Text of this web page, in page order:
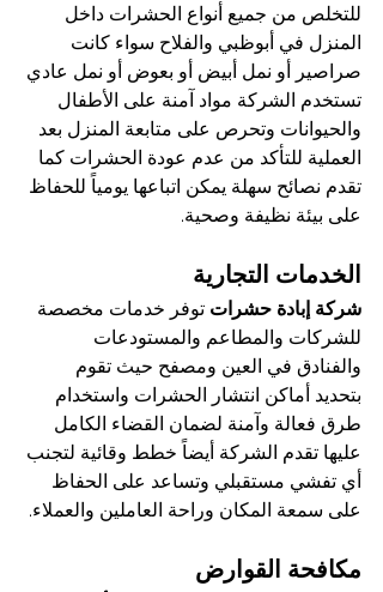
للتخلص من جميع أنواع الحشرات داخل
المنزل في أبوظبي والفلاح سواء كانت
صراصير أو نمل أبيض أو بعوض أو نمل عادي
تستخدم الشركة مواد آمنة على الأطفال
والحيوانات وتحرص على متابعة المنزل بعد
العملية للتأكد من عدم عودة الحشرات كما
تقدم نصائح سهلة يمكن اتباعها يومياً للحفاظ
على بيئة نظيفة وصحية.
الخدمات التجارية
شركة إبادة حشرات توفر خدمات مخصصة
للشركات والمطاعم والمستودعات
والفنادق في العين ومصفح حيث تقوم
بتحديد أماكن انتشار الحشرات واستخدام
طرق فعالة وآمنة لضمان القضاء الكامل
عليها تقدم الشركة أيضاً خطط وقائية لتجنب
أي تفشي مستقبلي وتساعد على الحفاظ
على سمعة المكان وراحة العاملين والعملاء.
مكافحة القوارض